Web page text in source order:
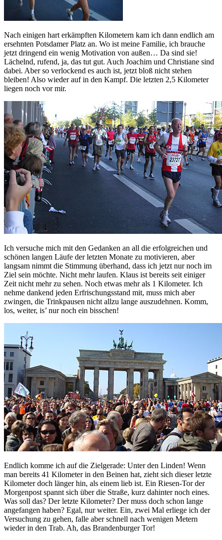
Nach einigen hart erkämpften Kilometern kam ich dann endlich am
ersehnten Potsdamer Platz an. Wo ist meine Familie, ich brauche
jetzt dringend ein wenig Motivation von außen… Da sind sie!
Lächelnd, rufend, ja, das tut gut. Auch Joachim und Christiane sind
dabei. Aber so verlockend es auch ist, jetzt bloß nicht stehen
bleiben! Also wieder auf in den Kampf. Die letzten 2,5 Kilometer
liegen noch vor mir.
Ich versuche mich mit den Gedanken an all die erfolgreichen und
schönen langen Läufe der letzten Monate zu motivieren, aber
langsam nimmt die Stimmung überhand, dass ich jetzt nur noch im
Ziel sein möchte. Nicht mehr laufen. Klaus ist bereits seit einiger
Zeit nicht mehr zu sehen. Noch etwas mehr als 1 Kilometer. Ich
nehme dankend jeden Erfrischungsstand mit, muss mich aber
zwingen, die Trinkpausen nicht allzu lange auszudehnen. Komm,
los, weiter, is’ nur noch ein bisschen!
Endlich komme ich auf die Zielgerade: Unter den Linden! Wenn
man bereits 41 Kilometer in den Beinen hat, zieht sich dieser letzte
Kilometer doch länger hin, als einem lieb ist. Ein Riesen-Tor der
Morgenpost spannt sich über die Straße, kurz dahinter noch eines.
Was soll das? Der letzte Kilometer? Der muss doch schon lange
angefangen haben? Egal, nur weiter. Ein, zwei Mal erliege ich der
Versuchung zu gehen, falle aber schnell nach wenigen Metern
wieder in den Trab. Ah, das Brandenburger Tor!